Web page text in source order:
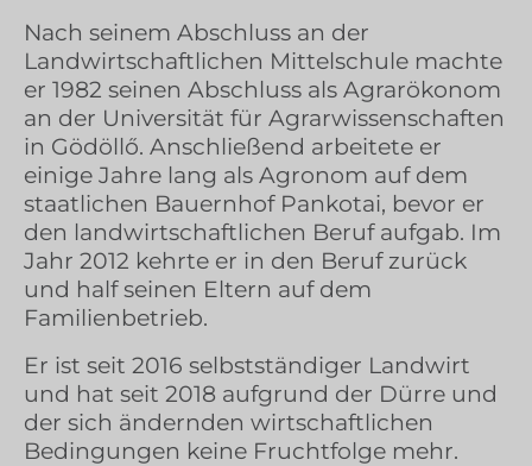
Nach seinem Abschluss an der
Landwirtschaftlichen Mittelschule machte
er 1982 seinen Abschluss als Agrarökonom
an der Universität für Agrarwissenschaften
in Gödöllő. Anschließend arbeitete er
einige Jahre lang als Agronom auf dem
staatlichen Bauernhof Pankotai, bevor er
den landwirtschaftlichen Beruf aufgab. Im
Jahr 2012 kehrte er in den Beruf zurück
und half seinen Eltern auf dem
Familienbetrieb.
Er ist seit 2016 selbstständiger Landwirt
und hat seit 2018 aufgrund der Dürre und
der sich ändernden wirtschaftlichen
Bedingungen keine Fruchtfolge mehr.